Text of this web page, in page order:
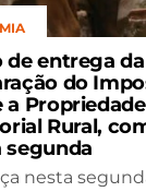
de entrega da
do
a Propriedade
Rural,
segunda
nesta